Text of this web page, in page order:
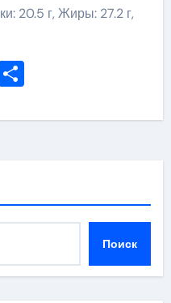
20.5 г, Жиры: 27.2 г,
Отправить
Поиск